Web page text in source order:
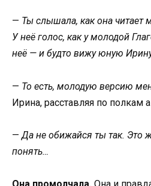
— Ты слышала, как она читает
У неё голос, как у молодой
неё — и будто вижу юную
— То есть, молодую версию
Ирина, расставляя по полкам
— Да не обижайся ты так. Это
понять…